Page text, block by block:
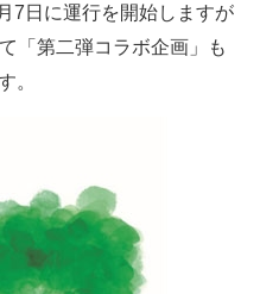
7日に運行を開始しますが
「第二弾コラボ企画」も
。